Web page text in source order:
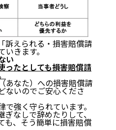
訴えられる・損害賠償請
いきます。
い
ったとしても損害賠償請
あなた）への損害賠償請
ないのでご安心くださ
強く守られています。
なしで辞めたりして、
も、そう簡単に損害賠償